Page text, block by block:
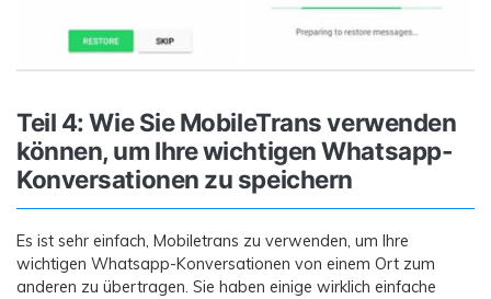
Teil 4: Wie Sie MobileTrans verwenden
können, um Ihre wichtigen Whatsapp-
Konversationen zu speichern
Es ist sehr einfach, Mobiletrans zu verwenden, um Ihre
wichtigen Whatsapp-Konversationen von einem Ort zum
anderen zu übertragen. Sie haben einige wirklich einfache